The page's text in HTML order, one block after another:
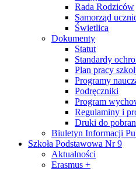
Rada Rodziców
Samorząd
Świetlica
Dokumenty
Statut
Standardy
Plan pracy
Programy
Podręczniki
Program
Regulaminy i
Druki do
Biuletyn Informacji
Szkoła Podstawowa Nr 9
Aktualności
Erasmus +